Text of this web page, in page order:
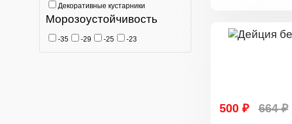
Декоративные кустарники
Морозоустойчивость
-35 -29 -25 -23
500 ₽ 664 ₽